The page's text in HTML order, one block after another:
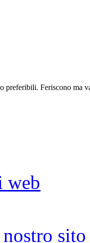
preferibili. Feriscono ma
web